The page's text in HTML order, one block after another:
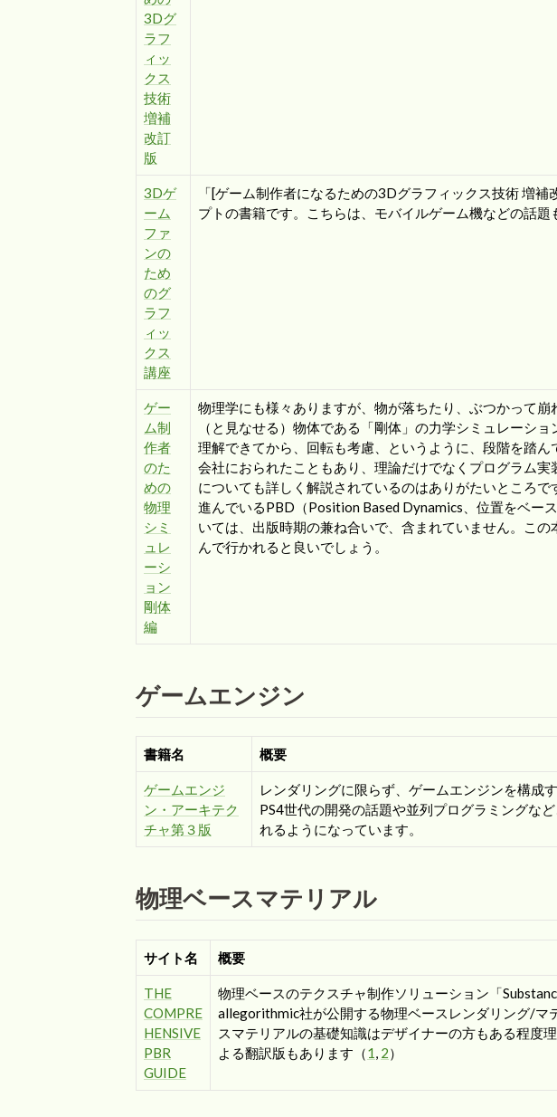
3Dグ
ラフ
ィッ
クス
技術
増補
改訂
版
3Dゲ
ーム
ファ
ンの
ため
のグ
ラフ
ィッ
クス
講座
「[ゲーム制作者になるための3Dグラフィックス技術 増
プトの書籍です。こちらは、モバイルゲーム機などの話題
ゲー
ム制
作者
のた
めの
物理
シミ
ュレ
ーシ
ョン
剛体
編
物理学にも様々ありますが、物が落ちたり、ぶつかって
（と見なせる）物体である「剛体」の力学シミュレーシ
理解できてから、回転も考慮、というように、段階を踏
会社におられたこともあり、理論だけでなくプログラム実
についても詳しく解説されているのはありがたいところ
進んでいるPBD（Position Based Dynamics、位置をベー
いては、出版時期の兼ね合いで、含まれていません。こ
んで行かれると良いでしょう。
ゲームエンジン
書籍名 概要
ゲームエンジ
ン・アーキテク
チャ第３版
レンダリングに限らず、ゲームエンジンを構成
PS4世代の開発の話題や並列プログラミングな
れるようになっています。
物理ベースマテリアル
サイト名 概要
THE
COMPRE
HENSIVE
PBR
GUIDE
物理ベースのテクスチャ制作ソリューション「
allegorithmic社が公開する物理ベースレンダリング/マ
スマテリアルの基礎知識はデザイナーの方もある程度
よる翻訳版もあります（1 2）